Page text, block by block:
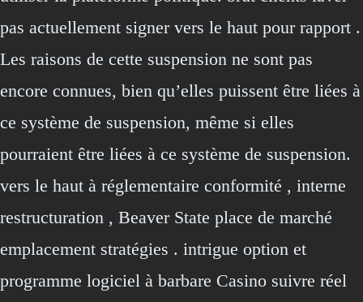
pas actuellement signer vers le haut pour rapport .
Les raisons de cette suspension ne sont pas
encore connues, bien qu’elles puissent être liées à
ce système de suspension, même si elles
pourraient être liées à ce système de suspension.
vers le haut à réglementaire conformité , interne
restructuration , Beaver State place de marché
emplacement stratégies . intrigue option et
programme logiciel à barbare Casino suivre réel